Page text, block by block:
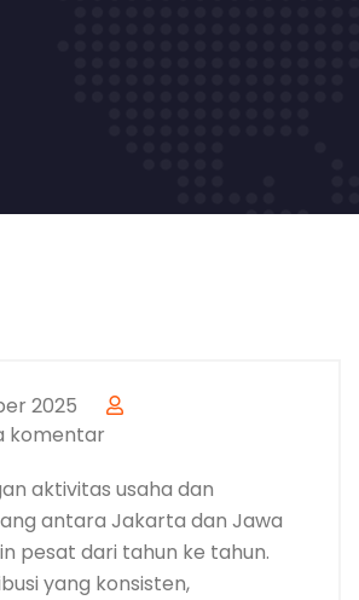
2025
komentar
aktivitas usaha dan
antara Jakarta dan Jawa
pesat dari tahun ke tahun.
yang konsisten,